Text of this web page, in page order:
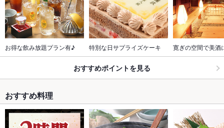
お得な飲み放題プラン有♪ 特別な日サプライズケーキ 寛ぎの空間で美酒
おすすめポイントを見る
おすすめ料理